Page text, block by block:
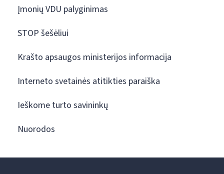
Įmonių VDU palyginimas
STOP šešėliui
Krašto apsaugos ministerijos informacija
Interneto svetainės atitikties paraiška
Ieškome turto savininkų
Nuorodos